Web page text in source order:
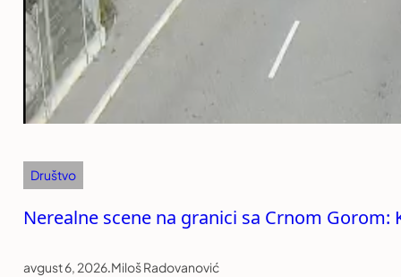
Društvo
Nerealne scene na granici sa Crnom
avgust 6, 2026.Miloš Radovanović